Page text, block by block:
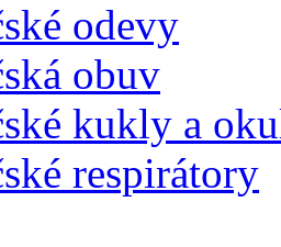
odevy
obuv
kukly a
respirátory